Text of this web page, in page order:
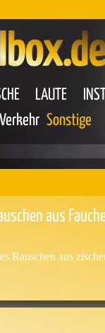
LAUTE
Verkehr Sonstige
aus
Rauschen aus